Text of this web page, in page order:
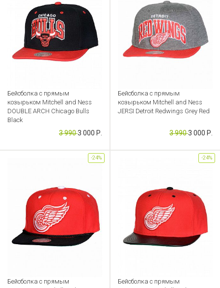
Бейсболка с прямым
козырьком Mitchell and Ness
DOUBLE ARCH Chicago Bulls
Black
Артикул: CB000049127
3 9903 000 Р.
Бейсболка с прямым
козырьком Mitchell and Ness
JERSI Detroit Redwings Grey Red
Артикул: CB000049240
3 9903 000 Р.
Бейсболка с прямым
-24%
Бейсболка с прямым
-24%